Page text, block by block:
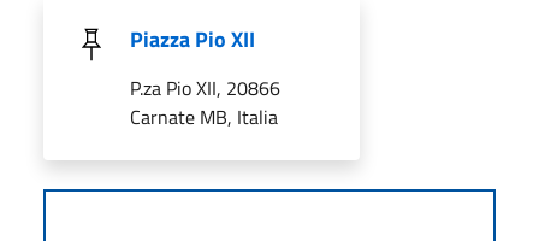
Piazza Pio XII
P.za Pio XII, 20866
Carnate MB, Italia